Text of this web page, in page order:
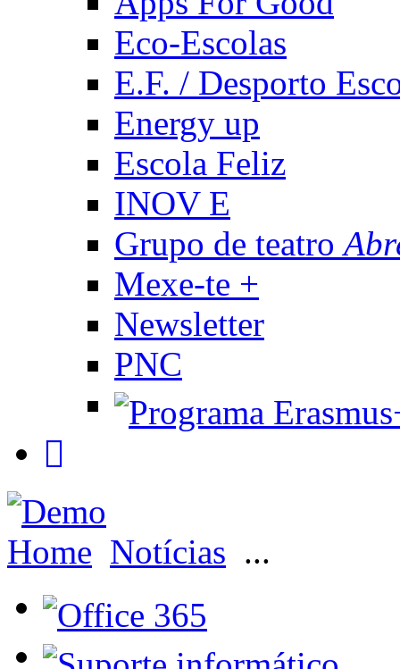
Eco-Escolas
E.F. / Desporto
Energy up
Escola Feliz
INOV E
Grupo de teatro
Mexe-te +
Newsletter
PNC
Home Notícias ...